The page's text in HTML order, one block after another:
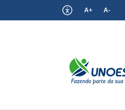
A+ A-